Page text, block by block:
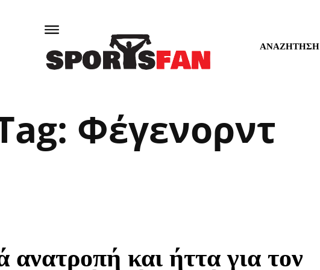
ΑΝΑΖΗΤΗΣΗ
Φέγενορντ
ανατροπή και ήττα για τον